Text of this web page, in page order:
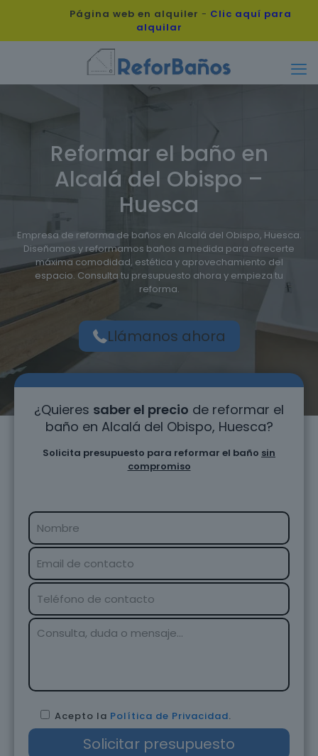
Página web en alquiler - Clic aquí para
alquilar
Reformar el baño en
Alcalá del Obispo –
Huesca
Empresa de reforma de baños en Alcalá del Obispo, Huesca.
Diseñamos y reformamos baños a medida para ofrecerte
máxima comodidad, estética y aprovechamiento del
espacio. Consulta tu presupuesto ahora y empieza tu
reforma.
Llámanos ahora
¿Quieres saber el precio de reformar el
baño en Alcalá del Obispo, Huesca?
Solicita presupuesto para reformar el baño sin
compromiso
Acepto la Política de Privacidad.